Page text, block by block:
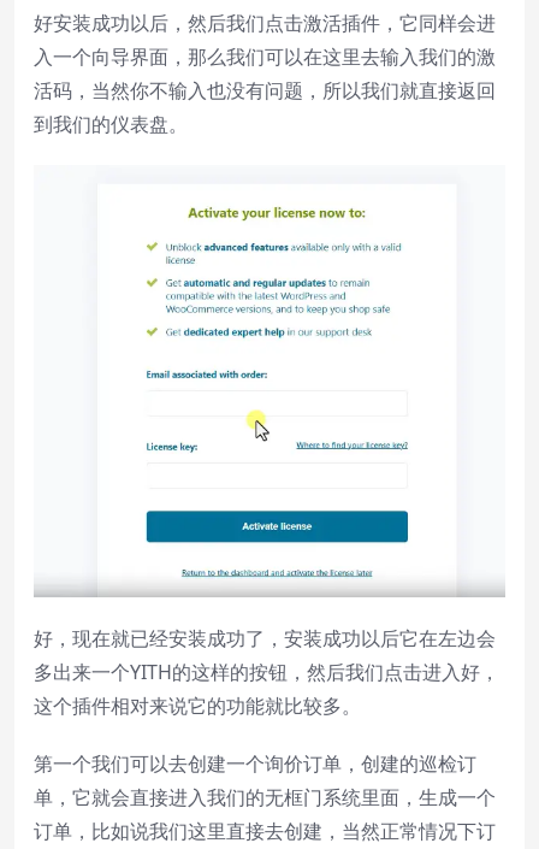
好安装成功以后，然后我们点击激活插件，它同样会进
入一个向导界面，那么我们可以在这里去输入我们的激
活码，当然你不输入也没有问题，所以我们就直接返回
到我们的仪表盘。
好，现在就已经安装成功了，安装成功以后它在左边会
多出来一个YITH的这样的按钮，然后我们点击进入好，
这个插件相对来说它的功能就比较多。
第一个我们可以去创建一个询价订单，创建的巡检订
单，它就会直接进入我们的无框门系统里面，生成一个
订单，比如说我们这里直接去创建，当然正常情况下订